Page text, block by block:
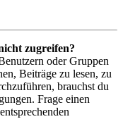
zugreifen?
oder Gruppen
Beiträge zu lesen, zu
brauchst du
Frage einen